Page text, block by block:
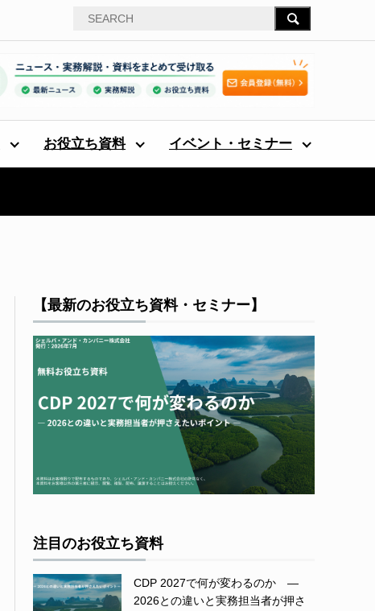
お役立ち資料 イベント・セミナー
【最新のお役立ち資料・セミナー】
注目のお役立ち資料
CDP 2027で何が変わるのか ―
2026との違いと実務担当者が押さ